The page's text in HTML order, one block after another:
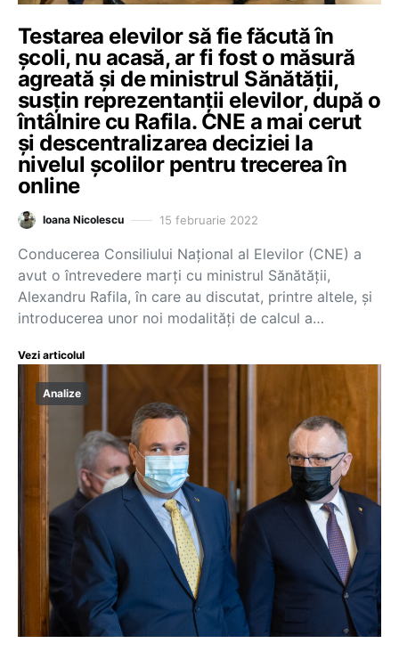
Testarea elevilor să fie făcută în
școli, nu acasă, ar fi fost o măsură
agreată și de ministrul Sănătății,
susțin reprezentanții elevilor, după o
întâlnire cu Rafila. CNE a mai cerut
și descentralizarea deciziei la
nivelul școlilor pentru trecerea în
online
Ioana Nicolescu 15 februarie 2022
Conducerea Consiliului Național al Elevilor (CNE) a
avut o întrevedere marți cu ministrul Sănătății,
Alexandru Rafila, în care au discutat, printre altele, și
introducerea unor noi modalități de calcul a…
Vezi articolul
Analize